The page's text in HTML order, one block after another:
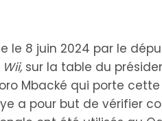
le 8 juin 2024 par le
sur la table du
Mbacké qui porte cette
a pour but de vérifier